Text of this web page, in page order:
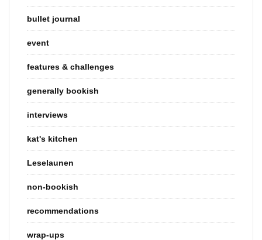
bullet journal
event
features & challenges
generally bookish
interviews
kat's kitchen
Leselaunen
non-bookish
recommendations
wrap-ups